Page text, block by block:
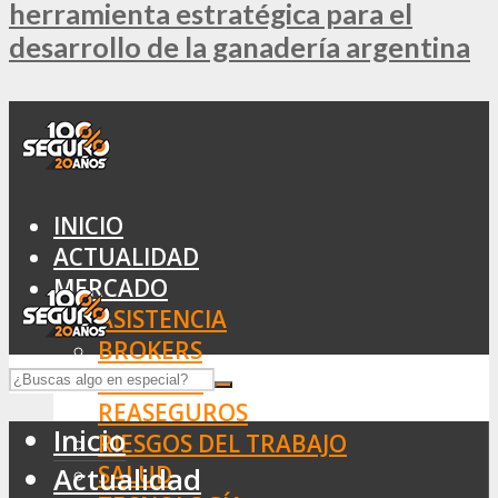
herramienta estratégica para el
desarrollo de la ganadería argentina
INICIO
ACTUALIDAD
MERCADO
ASISTENCIA
BROKERS
SEGUROS
REASEGUROS
RIESGOS DEL TRABAJO
SALUD
Inicio
Actualidad